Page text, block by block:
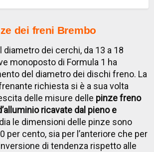
dei freni Brembo
diametro dei cerchi, da 13 a 18
monoposto di Formula 1 ha
del diametro dei dischi freno. La
richiesta si è a sua volta
delle misure delle pinze freno
ricavate dal pieno e
le dimensioni delle pinze sono
per cento, sia per l’anteriore che per
di tendenza rispetto alle